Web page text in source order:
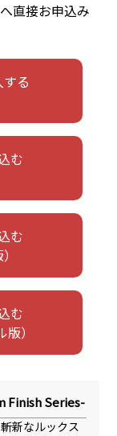
直接お申込み
る
む
む
む
）
Finish Series-
新なルックス